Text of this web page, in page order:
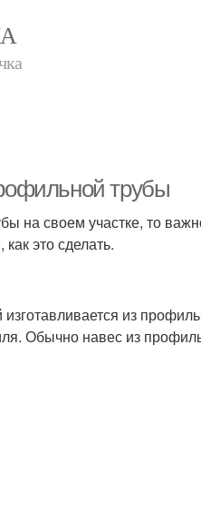
трубы
на своем участке, то
это сделать.
из
Обычно навес из